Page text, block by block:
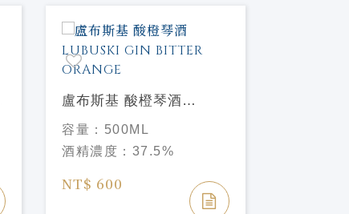
盧布斯基 酸橙琴酒
LUBUSKI GIN BITTER
ORANGE
容量： 500ML
酒精濃度： 37.5%
NT$ 600